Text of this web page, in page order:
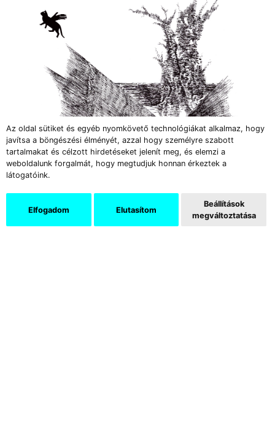
Az oldal sütiket és egyéb nyomkövető technológiákat alkalmaz, hogy
javítsa a böngészési élményét, azzal hogy személyre szabott
tartalmakat és célzott hirdetéseket jelenít meg, és elemzi a
weboldalunk forgalmát, hogy megtudjuk honnan érkeztek a
látogatóink.
Elfogadom Elutasítom
Beállítások
megváltoztatása